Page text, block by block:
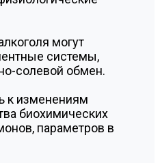
могут
системы,
солевой обмен.
к изменениям
биохимических
параметров в